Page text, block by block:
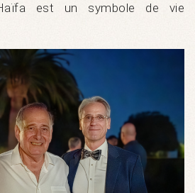
est un symbole de vie